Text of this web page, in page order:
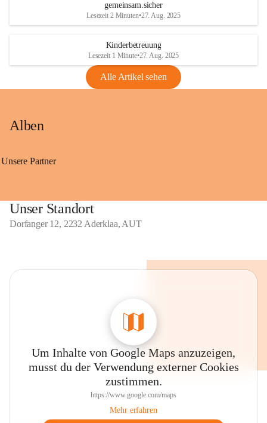
gemeinsam.sicher
Lesezeit 2 Minuten•27. Aug. 2025
Kinderbetreuung
Lesezeit 1 Minute•27. Aug. 2025
Alle Artikel sehen
Alben
Unsere Partner
Unser Standort
Dorfanger 12, 2232 Aderklaa, AUT
Um Inhalte von Google Maps anzuzeigen,
musst du der Verwendung externer Cookies
zustimmen.
https://www.google.com/maps
Mehr erfahren